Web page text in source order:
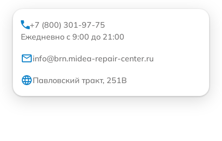
+7 (800) 301-97-75
Ежедневно с 9:00 до 21:00
info@brn.midea-repair-center.ru
Павловский тракт, 251В